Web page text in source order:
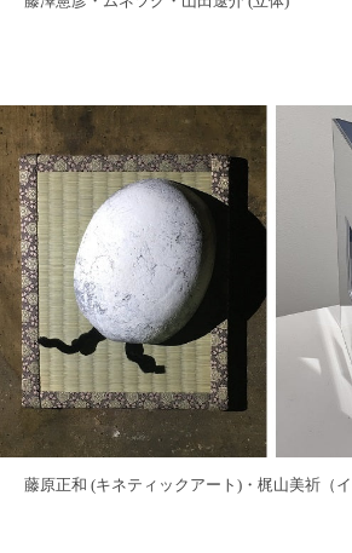
藤原正和 (キネティックアート)・梶山美祈（イ